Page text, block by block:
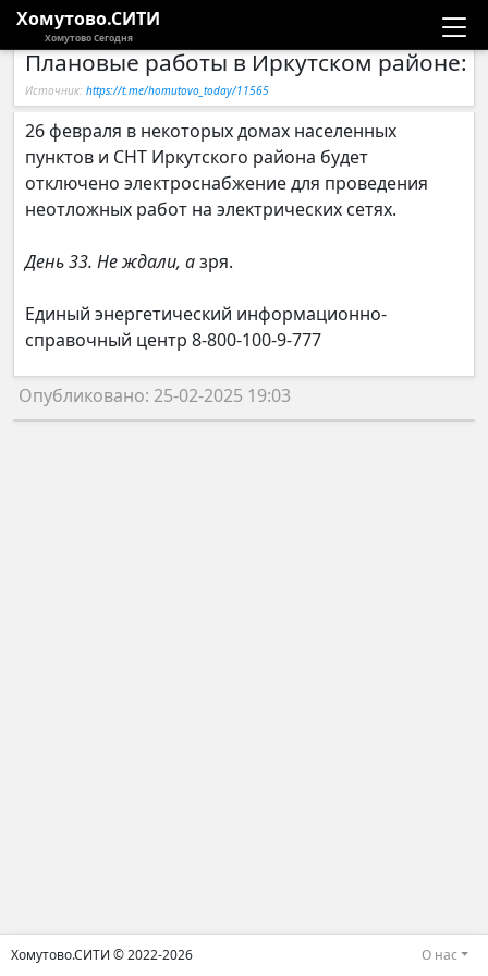
Хомутово.СИТИ
Хомутово Сегодня
Новости
Галерея
Плановые работы в Иркутском районе:
Источник: https://t.me/homutovo_today/11565
26 февраля в некоторых домах населенных
пунктов и СНТ Иркутского района будет
отключено электроснабжение для проведения
неотложных работ на электрических сетях.
День 33. Не ждали, азря.
Единый энергетический информационно-
справочный центр 8-800-100-9-777
Опубликовано: 25-02-2025 19:03
Хомутово.СИТИ © 2022-2026 О нас